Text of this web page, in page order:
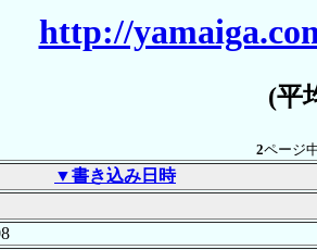
http://
(平
2ページ
▼書き込み日時